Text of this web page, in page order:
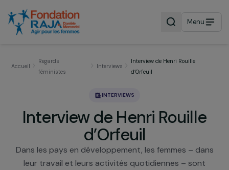
Menu
Interviews
Interview de Henri Rouille
d’Orfeuil
Dans les pays en développement, les femmes –